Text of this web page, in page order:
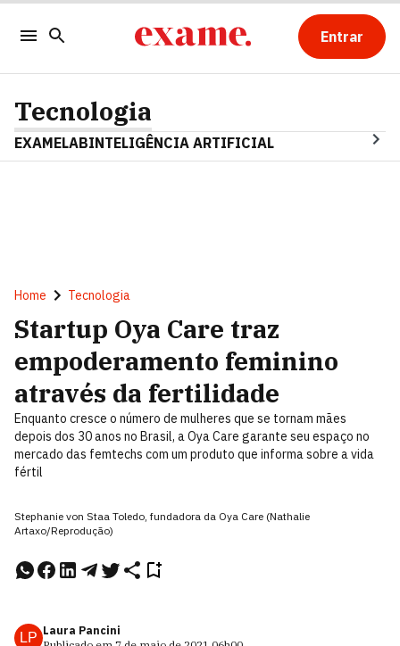
Entrar
Tecnologia
EXAMELABINTELIGÊNCIA ARTIFICIAL
Home Tecnologia
Startup Oya Care traz
empoderamento feminino
através da fertilidade
Enquanto cresce o número de mulheres que se tornam mães
depois dos 30 anos no Brasil, a Oya Care garante seu espaço no
mercado das femtechs com um produto que informa sobre a vida
fértil
Stephanie von Staa Toledo, fundadora da Oya Care (Nathalie
Artaxo/Reprodução)
LP Laura Pancini